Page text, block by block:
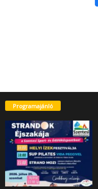
Programajánló